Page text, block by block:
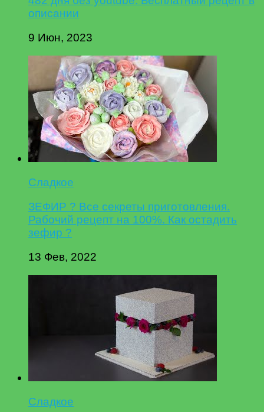
описании
9 Июн, 2023
Сладкое
ЗЕФИР ? Все секреты приготовления.
Рабочий рецепт на 100%. Как остадить
зефир ?
13 Фев, 2022
Сладкое